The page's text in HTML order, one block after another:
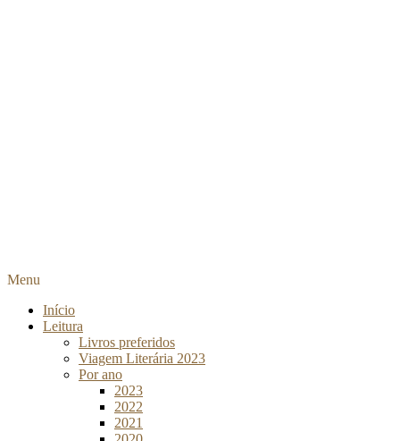
Menu
Início
Leitura
Livros preferidos
Viagem Literária 2023
Por ano
2023
2022
2021